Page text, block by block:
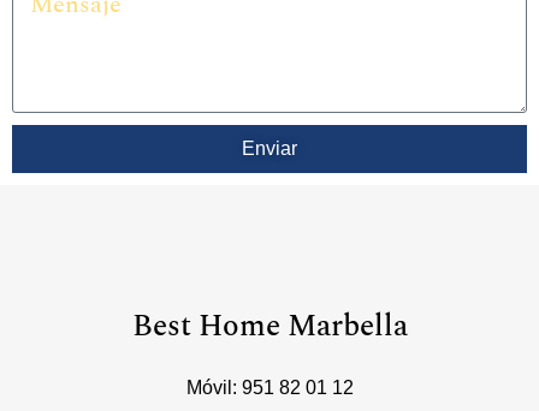
Enviar
Best Home Marbella
Móvil: 951 82 01 12